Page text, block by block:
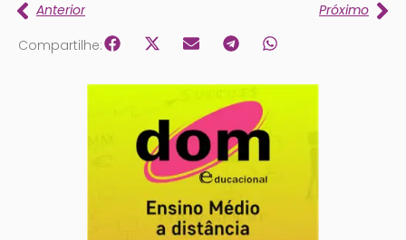
Anterior
Próximo
Compartilhe: